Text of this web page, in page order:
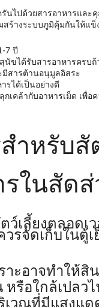
ไปด้วยสารอาหารและ
สร้างระบบภูมิคุ้มกันให้
7 ปี
นัขได้รับสารอาหารครบ
มีสารต้านอนุมูลอิสระ
รได้เป็นอย่างดี
เคล้ากับอาหารเม็ด เพื่อ
ำหรับสั
รในสัด
ว์เลี้ยงตลอดเ
รจัดเก็บในตู้เ
ะอาจทำให้สิ
หรือใกล้เปลว